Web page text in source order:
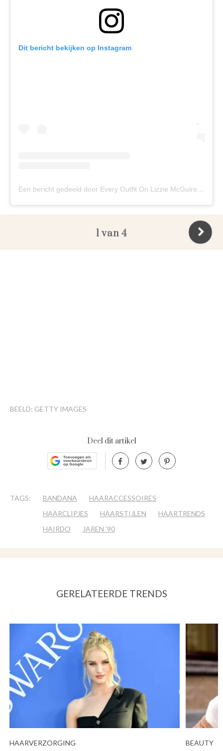
Dit bericht bekijken op Instagram
Een bericht gedeeld door Every Outfit On Lizzie McGuire (@everyoutfitonlizziemcguire)
1 van 4
BEELD: GETTY IMAGES
Deel dit artikel
TAGS: BANDANA
HAARACCESSOIRES
HAARCLIPJES
HAARSTIJLEN
HAARTRENDS
HAIRDO
JAREN '90
GERELATEERDE TRENDS
HAARVERZORGING BEAUTY